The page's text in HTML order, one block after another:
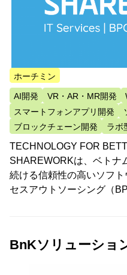
ホーチミン
AI開発 VR・AR・MR開発
スマートフォンアプリ開発
ブロックチェーン開発
ラボ
TECHNOLOGY FOR
SHAREWORKは、ベトナ
続ける信頼性の高いソフ
セスアウトソーシング（
BnKソリューショ